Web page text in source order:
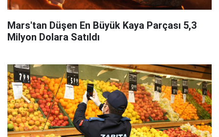
Mars'tan Düşen En Büyük Kaya Parçası 5,3
Milyon Dolara Satıldı